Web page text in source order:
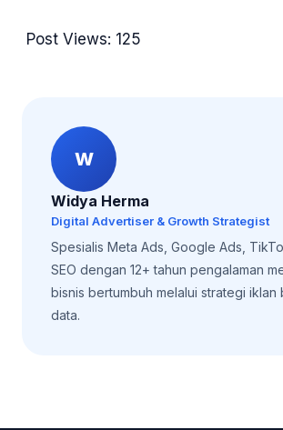
Post Views: 125
W
Widya Herma
Digital Advertiser & Growth Strategist
Spesialis Meta Ads, Google Ads,
SEO dengan 12+ tahun pengalaman
bisnis bertumbuh melalui strategi iklan
data.